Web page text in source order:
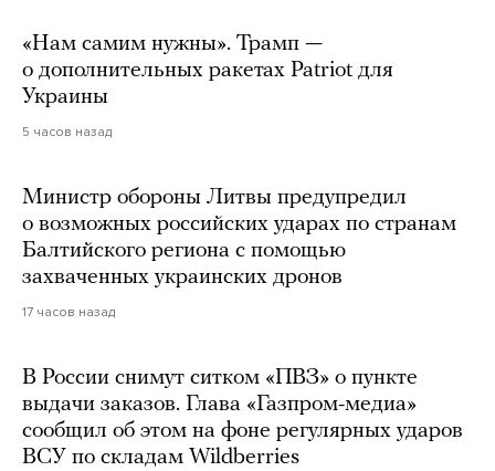
«Нам самим нужны». Трамп —
о дополнительных ракетах Patriot для
Украины
5 часов назад
Министр обороны Литвы предупредил
о возможных российских ударах по странам
Балтийского региона с помощью
захваченных украинских дронов
17 часов назад
В России снимут ситком «ПВЗ» о пункте
выдачи заказов. Глава «Газпром-медиа»
сообщил об этом на фоне регулярных ударов
ВСУ по складам Wildberries